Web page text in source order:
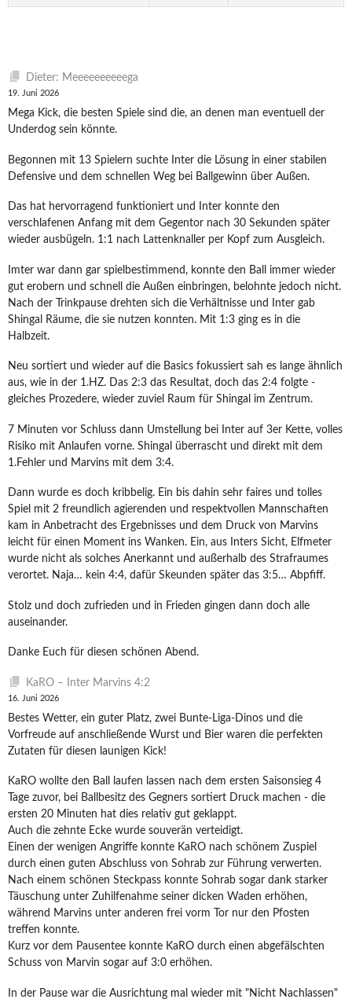
Dieter: Meeeeeeeeeega
19. Juni 2026
Mega Kick, die besten Spiele sind die, an denen man eventuell der
Underdog sein könnte.
Begonnen mit 13 Spielern suchte Inter die Lösung in einer stabilen
Defensive und dem schnellen Weg bei Ballgewinn über Außen.
Das hat hervorragend funktioniert und Inter konnte den
verschlafenen Anfang mit dem Gegentor nach 30 Sekunden später
wieder ausbügeln. 1:1 nach Lattenknaller per Kopf zum Ausgleich.
Imter war dann gar spielbestimmend, konnte den Ball immer wieder
gut erobern und schnell die Außen einbringen, belohnte jedoch nicht.
Nach der Trinkpause drehten sich die Verhältnisse und Inter gab
Shingal Räume, die sie nutzen konnten. Mit 1:3 ging es in die
Halbzeit.
Neu sortiert und wieder auf die Basics fokussiert sah es lange ähnlich
aus, wie in der 1.HZ. Das 2:3 das Resultat, doch das 2:4 folgte -
gleiches Prozedere, wieder zuviel Raum für Shingal im Zentrum.
7 Minuten vor Schluss dann Umstellung bei Inter auf 3er Kette, volles
Risiko mit Anlaufen vorne. Shingal überrascht und direkt mit dem
1.Fehler und Marvins mit dem 3:4.
Dann wurde es doch kribbelig. Ein bis dahin sehr faires und tolles
Spiel mit 2 freundlich agierenden und respektvollen Mannschaften
kam in Anbetracht des Ergebnisses und dem Druck von Marvins
leicht für einen Moment ins Wanken. Ein, aus Inters Sicht, Elfmeter
wurde nicht als solches Anerkannt und außerhalb des Strafraumes
verortet. Naja… kein 4:4, dafür Skeunden später das 3:5… Abpfiff.
Stolz und doch zufrieden und in Frieden gingen dann doch alle
auseinander.
Danke Euch für diesen schönen Abend.
KaRO – Inter Marvins 4:2
16. Juni 2026
Bestes Wetter, ein guter Platz, zwei Bunte-Liga-Dinos und die
Vorfreude auf anschließende Wurst und Bier waren die perfekten
Zutaten für diesen launigen Kick!
KaRO wollte den Ball laufen lassen nach dem ersten Saisonsieg 4
Tage zuvor, bei Ballbesitz des Gegners sortiert Druck machen - die
ersten 20 Minuten hat dies relativ gut geklappt.
Auch die zehnte Ecke wurde souverän verteidigt.
Einen der wenigen Angriffe konnte KaRO nach schönem Zuspiel
durch einen guten Abschluss von Sohrab zur Führung verwerten.
Nach einem schönen Steckpass konnte Sohrab sogar dank starker
Täuschung unter Zuhilfenahme seiner dicken Waden erhöhen,
während Marvins unter anderen frei vorm Tor nur den Pfosten
treffen konnte.
Kurz vor dem Pausentee konnte KaRO durch einen abgefälschten
Schuss von Marvin sogar auf 3:0 erhöhen.
In der Pause war die Ausrichtung mal wieder mit "Nicht Nachlassen"